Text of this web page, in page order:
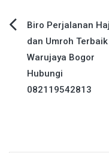
Post
navigation
Biro Perjalanan
dan Umroh
Warujaya Bogor
Hubungi
082119542813